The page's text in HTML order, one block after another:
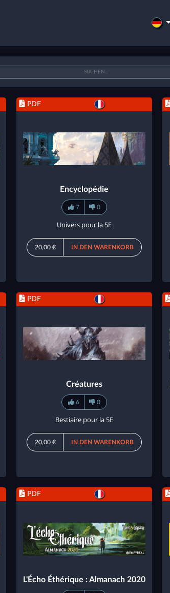
PDF
Encyclopédie
7 0
Univers pour la 5E
20,00 € IN DEN WARENKORB
PDF
Créatures
6 0
Bestiaire pour la 5E
20,00 € IN DEN WARENKORB
PDF
L'Écho Éthérique : Almanach 2020